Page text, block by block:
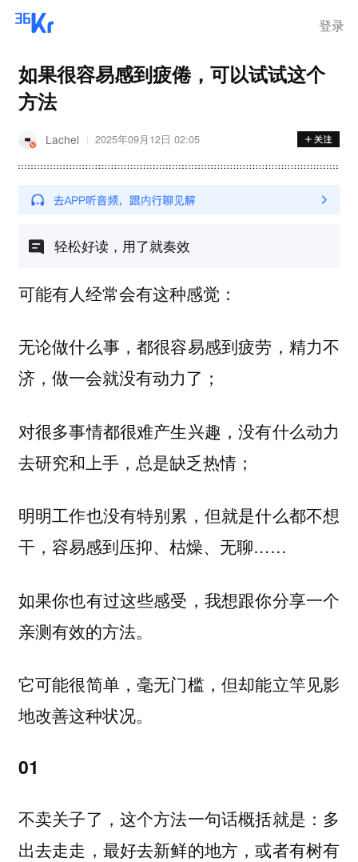
登录
如果很容易感到疲倦，可以试试这个
方法
Lachel 2025年09月12日 02:05
轻松好读，用了就奏效
可能有人经常会有这种感觉：
无论做什么事，都很容易感到疲劳，精力不
济，做一会就没有动力了；
对很多事情都很难产生兴趣，没有什么动力
去研究和上手，总是缺乏热情；
明明工作也没有特别累，但就是什么都不想
干，容易感到压抑、枯燥、无聊……
如果你也有过这些感受，我想跟你分享一个
亲测有效的方法。
它可能很简单，毫无门槛，但却能立竿见影
地改善这种状况。
01
不卖关子了，这个方法一句话概括就是： 多
出去走走，最好去新鲜的地方，或者有树有